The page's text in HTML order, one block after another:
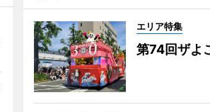
エリア特集
第74回ザよ